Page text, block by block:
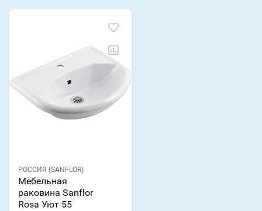
РОССИЯ (SANFLOR)
Мебельная
раковина Sanflor
Rosa Уют 55